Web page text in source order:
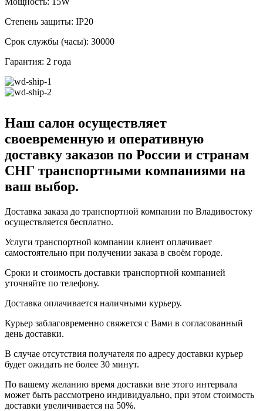
Степень защиты: IP20
Срок службы (часы): 30000
Гарантия: 2 года
Наш салон осуществляет
своевременную и оперативную
доставку заказов по России и странам
СНГ транспортными компаниями на
ваш выбор.
Доставка заказа до транспортной компании по Владивостоку
осуществляется бесплатно.
Услуги транспортной компании клиент оплачивает
самостоятельно при получении заказа в своём городе.
Сроки и стоимость доставки транспортной компанией
уточняйте по телефону.
Доставка оплачивается наличными курьеру.
Курьер заблаговременно свяжется с Вами в согласованный
день доставки.
В случае отсутствия получателя по адресу доставки курьер
будет ожидать не более 30 минут.
По вашему желанию время доставки вне этого интервала
может быть рассмотрено индивидуально, при этом стоимость
доставки увеличивается на 50%.